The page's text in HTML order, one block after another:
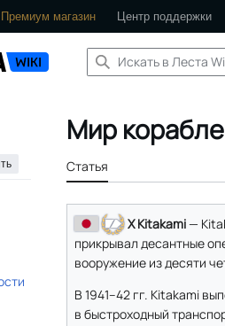
Премиум магазин Центр поддержки
Мир
Статья
X Kitakami—
прикрывал десантные
вооружение из десяти
В 1941–42 гг. Kitakami
в быстроходный